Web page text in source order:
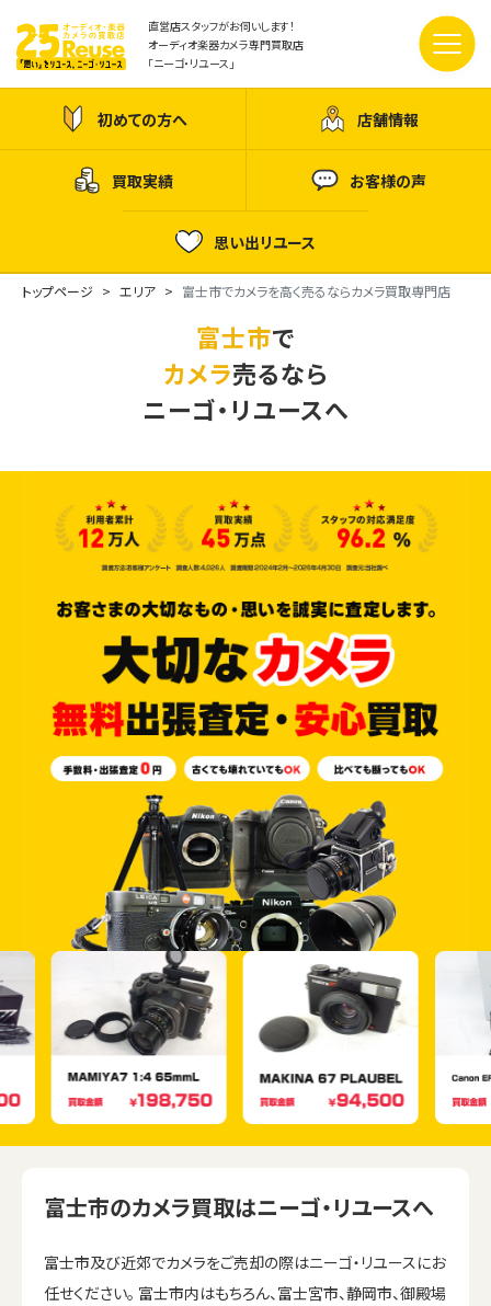
直営店スタッフがお伺いします！
オーディオ楽器カメラ専門買取店
「ニーゴ・リユース」
初めての方へ 店舗情報
買取実績 お客様の声
思い出リユース
トップページ エリア 富士市でカメラを高く売るならカメラ買取専門店
富士市で
カメラ売るなら
ニーゴ・リユースへ
富士市のカメラ買取はニーゴ・リユースへ
富士市及び近郊でカメラをご売却の際はニーゴ・リユースにお
任せください。 富士市内はもちろん、富士宮市、静岡市、御殿場